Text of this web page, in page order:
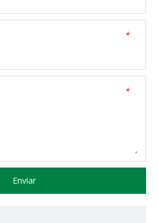
*
*
Enviar